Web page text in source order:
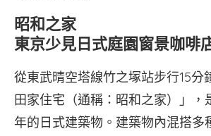
昭和之家
東京少見日式庭園窗景咖啡
從東武晴空塔線竹之塚站步行15分
田家住宅（通稱：昭和之家）」，
年的日式建築物。建築物內混搭多